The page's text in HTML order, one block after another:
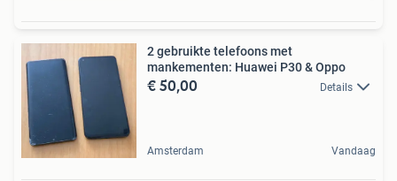
2 gebruikte telefoons met
mankementen: Huawei P30 & Oppo
€ 50,00 Details
Amsterdam Vandaag